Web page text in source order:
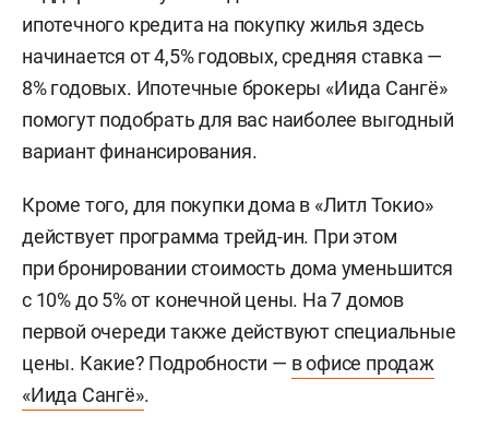
ипотечного кредита на покупку жилья здесь
начинается от 4,5% годовых, средняя ставка —
8% годовых. Ипотечные брокеры «Иида Сангё»
помогут подобрать для вас наиболее выгодный
вариант финансирования.
Кроме того, для покупки дома в «Литл Токио»
действует программа трейд-ин. При этом
при бронировании стоимость дома уменьшится
с 10% до 5% от конечной цены. На 7 домов
первой очереди также действуют специальные
цены. Какие? Подробности — в офисе продаж
«Иида Сангё».